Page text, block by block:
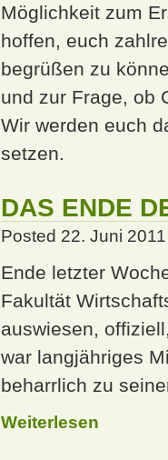
Möglichkeit zum
hoffen, euch
begrüßen zu
und zur Frage, ob
Wir werden euch
setzen.
DAS ENDE
Posted 22. Juni
Ende letzter
Fakultät
auswiesen,
war langjähriges
beharrlich zu
Weiterlesen